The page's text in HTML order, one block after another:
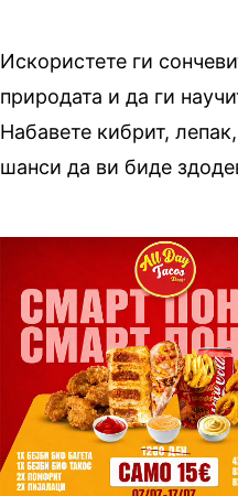
Искористете ги
природата и да ги
Набавете кибрит,
шанси да ви биде